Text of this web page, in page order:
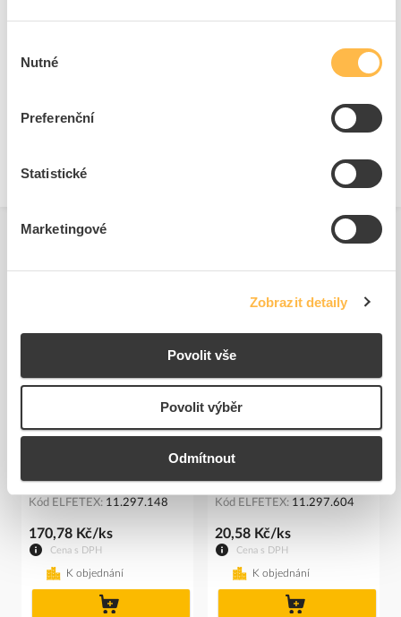
souhlasu
Nutné
Preferenční
Statistické
Marketingové
Zobrazit detaily
Povolit vše
Povolit výběr
Odmítnout
3SU1400-1AA10-1FA0
Kód ELFETEX 11.297.148
Cena s DPH
170,78 Kč/ks
K objednání
SIEMENS Štítek 3SU1900-
0AC81-0AA0
Kód ELFETEX 11.297.604
Cena s DPH
20,58 Kč/ks
K objednání